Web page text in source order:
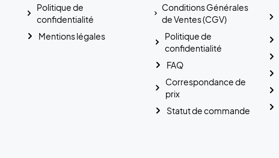
Conditions Générales
de Ventes (CGV)
Politique de
confidentialité
FAQ
Correspondance de
prix
Statut de commande
Politique de
confidentialité
Mentions légales